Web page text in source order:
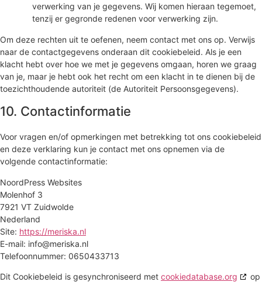
verwerking van je gegevens. Wij komen hieraan tegemoet,
tenzij er gegronde redenen voor verwerking zijn.
Om deze rechten uit te oefenen, neem contact met ons op. Verwijs
naar de contactgegevens onderaan dit cookiebeleid. Als je een
klacht hebt over hoe we met je gegevens omgaan, horen we graag
van je, maar je hebt ook het recht om een klacht in te dienen bij de
toezichthoudende autoriteit (de Autoriteit Persoonsgegevens).
10. Contactinformatie
Voor vragen en/of opmerkingen met betrekking tot ons cookiebeleid
en deze verklaring kun je contact met ons opnemen via de
volgende contactinformatie:
NoordPress Websites
Molenhof 3
7921 VT Zuidwolde
Nederland
Site: https://meriska.nl
E-mail: info@meriska.nl
Telefoonnummer: 0650433713
Dit Cookiebeleid is gesynchroniseerd met cookiedatabase.org op